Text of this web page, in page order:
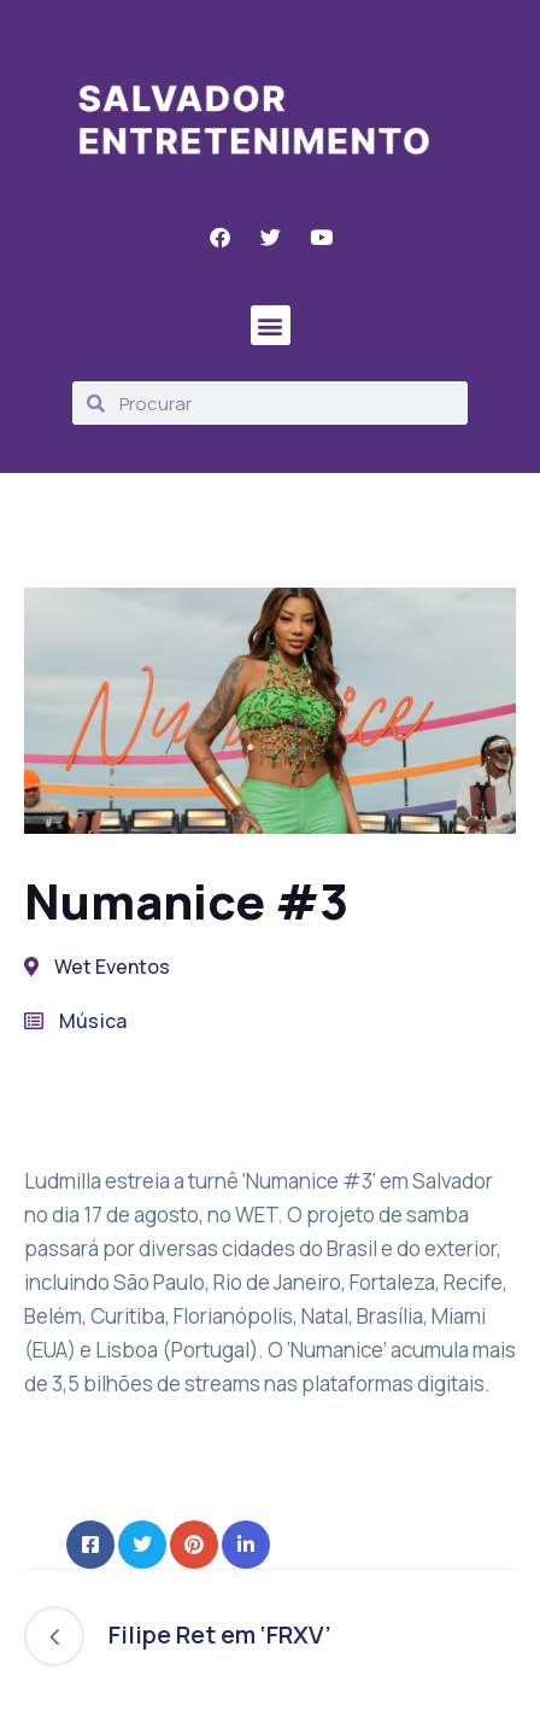
Numanice #3
Wet Eventos
Música
Ludmilla estreia a turnê ‘Numanice #3’ em Salvador
no dia 17 de agosto, no WET. O projeto de samba
passará por diversas cidades do Brasil e do exterior,
incluindo São Paulo, Rio de Janeiro, Fortaleza, Recife,
Belém, Curitiba, Florianópolis, Natal, Brasília, Miami
(EUA) e Lisboa (Portugal). O ‘Numanice’ acumula mais
de 3,5 bilhões de streams nas plataformas digitais.
Filipe Ret em ‘FRXV’